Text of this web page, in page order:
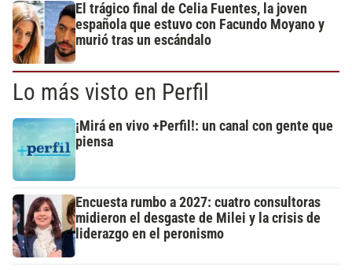
El trágico final de Celia Fuentes, la joven
española que estuvo con Facundo Moyano y
murió tras un escándalo
Lo más visto en Perfil
¡Mirá en vivo +Perfil!: un canal con gente que
piensa
Encuesta rumbo a 2027: cuatro consultoras
midieron el desgaste de Milei y la crisis de
liderazgo en el peronismo